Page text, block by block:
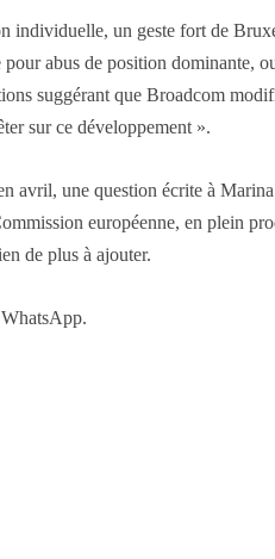
individuelle, un geste fort de
abus de position dominante,
suggérant que Broadcom
sur ce développement ».
avril, une question écrite à
européenne, en plein
de plus à ajouter.